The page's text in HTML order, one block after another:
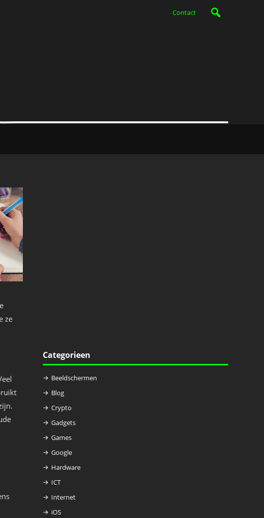
Contact
ze
Categorieen
Beeldschermen
Blog
Crypto
Gadgets
Games
Google
Hardware
ICT
Internet
iOS